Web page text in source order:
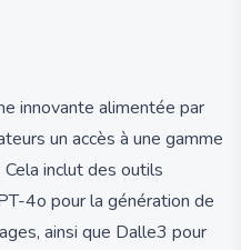
innovante alimentée par
un accès à une gamme
inclut des outils
4o pour la génération de
ainsi que Dalle3 pour